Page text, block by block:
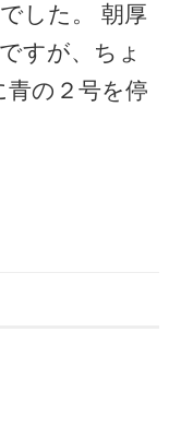
した。 朝厚
すが、ちょ
の２号を停